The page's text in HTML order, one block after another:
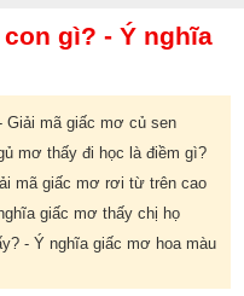
gì? - Ý nghĩa
Giải mã giấc mơ củ sen
mơ thấy đi học là điềm gì?
mã giấc mơ rơi từ trên cao
giấc mơ thấy chị họ
- Ý nghĩa giấc mơ hoa màu